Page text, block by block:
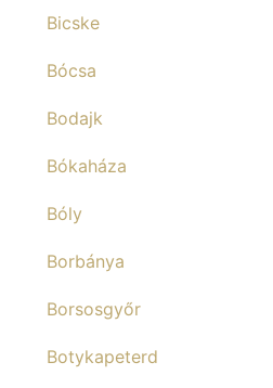
Bicske
Bócsa
Bodajk
Bókaháza
Bóly
Borbánya
Borsosgyőr
Botykapeterd